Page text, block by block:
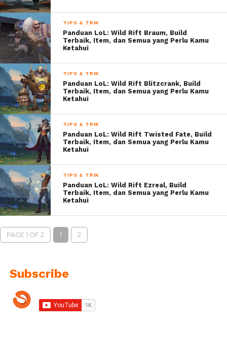
TIPS & TRIK
Panduan LoL: Wild Rift Braum, Build
Terbaik, Item, dan Semua yang Perlu Kamu
Ketahui
TIPS & TRIK
Panduan LoL: Wild Rift Blitzcrank, Build
Terbaik, Item, dan Semua yang Perlu Kamu
Ketahui
TIPS & TRIK
Panduan LoL: Wild Rift Twisted Fate, Build
Terbaik, Item, dan Semua yang Perlu Kamu
Ketahui
TIPS & TRIK
Panduan LoL: Wild Rift Ezreal, Build
Terbaik, Item, dan Semua yang Perlu Kamu
Ketahui
PAGE 1 OF 2 1 2
Subscribe